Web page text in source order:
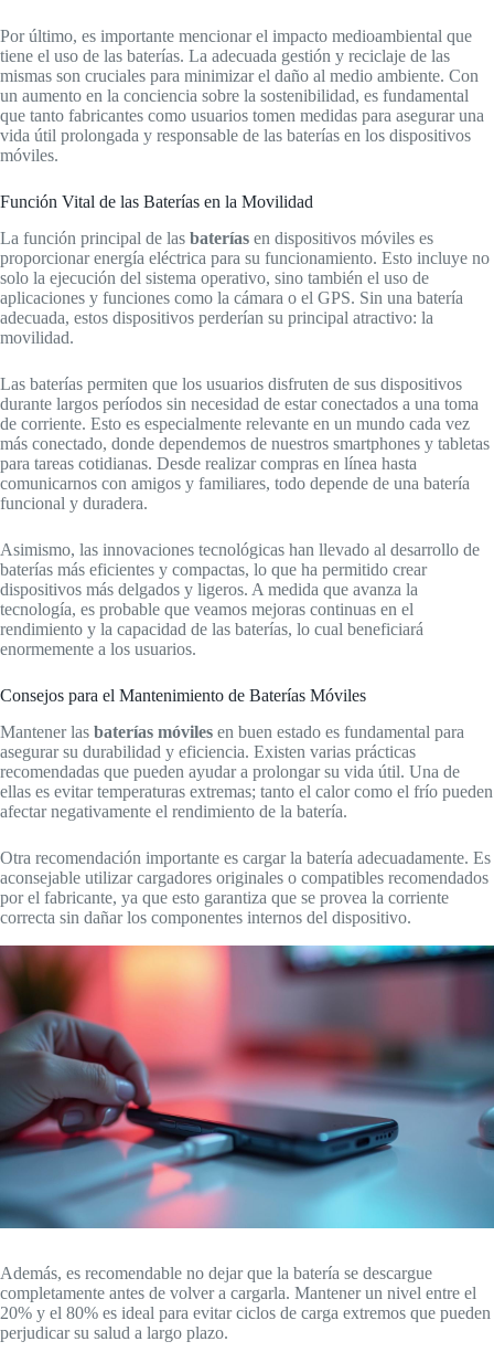
Por último, es importante mencionar el impacto medioambiental que
tiene el uso de las baterías. La adecuada gestión y reciclaje de las
mismas son cruciales para minimizar el daño al medio ambiente. Con
un aumento en la conciencia sobre la sostenibilidad, es fundamental
que tanto fabricantes como usuarios tomen medidas para asegurar una
vida útil prolongada y responsable de las baterías en los dispositivos
móviles.
Función Vital de las Baterías en la Movilidad
La función principal de las baterías en dispositivos móviles es
proporcionar energía eléctrica para su funcionamiento. Esto incluye no
solo la ejecución del sistema operativo, sino también el uso de
aplicaciones y funciones como la cámara o el GPS. Sin una batería
adecuada, estos dispositivos perderían su principal atractivo: la
movilidad.
Las baterías permiten que los usuarios disfruten de sus dispositivos
durante largos períodos sin necesidad de estar conectados a una toma
de corriente. Esto es especialmente relevante en un mundo cada vez
más conectado, donde dependemos de nuestros smartphones y tabletas
para tareas cotidianas. Desde realizar compras en línea hasta
comunicarnos con amigos y familiares, todo depende de una batería
funcional y duradera.
Asimismo, las innovaciones tecnológicas han llevado al desarrollo de
baterías más eficientes y compactas, lo que ha permitido crear
dispositivos más delgados y ligeros. A medida que avanza la
tecnología, es probable que veamos mejoras continuas en el
rendimiento y la capacidad de las baterías, lo cual beneficiará
enormemente a los usuarios.
Consejos para el Mantenimiento de Baterías Móviles
Mantener las baterías móviles en buen estado es fundamental para
asegurar su durabilidad y eficiencia. Existen varias prácticas
recomendadas que pueden ayudar a prolongar su vida útil. Una de
ellas es evitar temperaturas extremas; tanto el calor como el frío pueden
afectar negativamente el rendimiento de la batería.
Otra recomendación importante es cargar la batería adecuadamente. Es
aconsejable utilizar cargadores originales o compatibles recomendados
por el fabricante, ya que esto garantiza que se provea la corriente
correcta sin dañar los componentes internos del dispositivo.
Además, es recomendable no dejar que la batería se descargue
completamente antes de volver a cargarla. Mantener un nivel entre el
20% y el 80% es ideal para evitar ciclos de carga extremos que pueden
perjudicar su salud a largo plazo.